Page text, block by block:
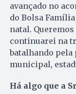
avançado no
do Bolsa
natal.
continuarei na
batalhando
municipal,
Há algo que a